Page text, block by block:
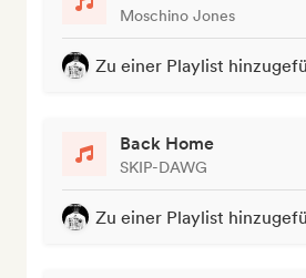
Moschino Jones
Zu einer Playlist
Back Home
SKIP-DAWG
Zu einer Playlist